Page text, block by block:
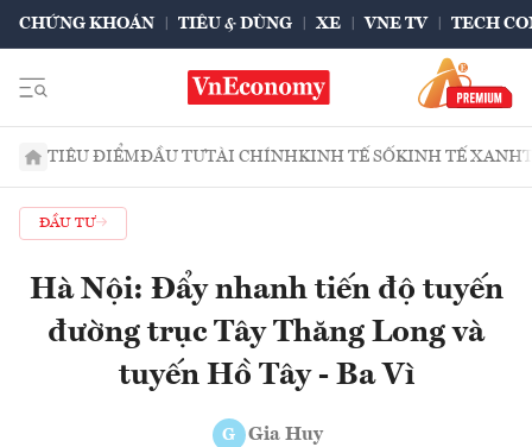
CHỨNG KHOÁN TIÊU & DÙNG XE VNE TV TECH
TIÊU ĐIỂMĐẦU TƯTÀI CHÍNHKINH TẾ SỐKINH TẾ XANH
ĐẦU TƯ
Hà Nội: Đẩy nhanh tiến độ tuyến
đường trục Tây Thăng Long và
tuyến Hồ Tây - Ba Vì
G Gia Huy